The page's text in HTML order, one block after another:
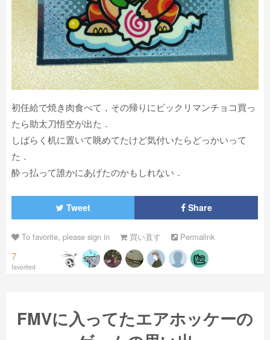
初任給で焼き肉食べて，その帰りにビックリマンチョコ買っ
たら助太刀悟空が出た．
しばらく机に置いて眺めてたけど気付いたらどっかいって
た．
酔っ払って誰かにあげたのかもしれない．
Tweet Share
To favorite, please sign in 買い直す Permalink
7
favorited
FMVに入ってたエアホッケーの